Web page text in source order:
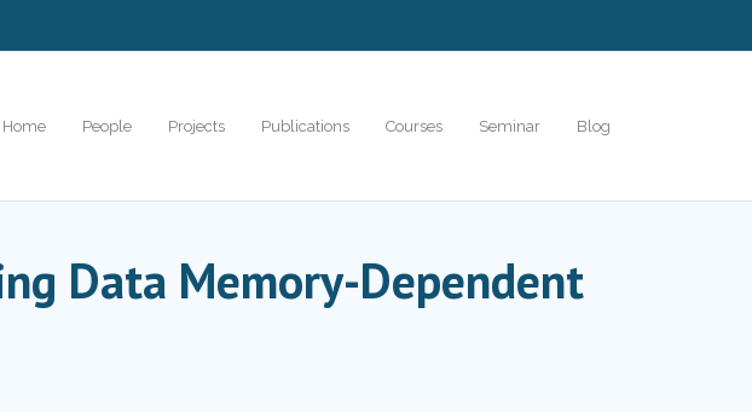
Home People Projects Publications Courses Seminar Blog
Data Memory-Dependent